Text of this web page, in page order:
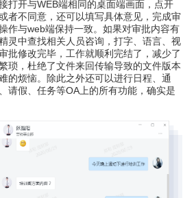
打开与WEB端相同的桌面端画面，点开
者不同意，还可以填写具体意见，完成审
作与web端保持一致。如果对审批内容有
灵中查找相关人员咨询，打字、语言、视
批修改完毕，工作就顺利完结了，减少了
琐，杜绝了文件来回传输导致的文件版本
的烦恼。除此之外还可以进行日程、通
请假、任务等OA上的所有功能，确实是